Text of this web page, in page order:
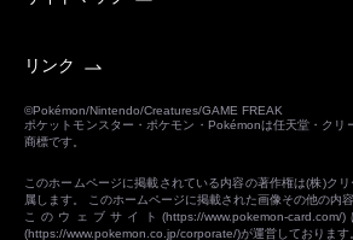
リンク
©Pokémon/Nintendo/Creatures/GAME FREAK
ポケットモンスター・ポケモン・Pokémonは任天堂・クリ
商標です。
このホームページに掲載されている内容の著作権は(株)ク
属します。 このホームページに掲載された画像その他の内
このウェブサイト(https://www.pokemon-card.com/)
(https://www.pokemon.co.jp/corporate/)が運営しております